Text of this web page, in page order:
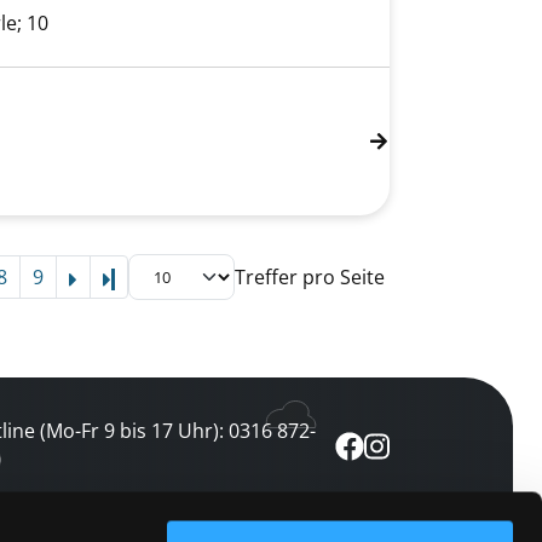
10
9 Letzte Seite Treffer pro Seite
(Mo-Fr 9 bis 17 Uhr): 0316 872-